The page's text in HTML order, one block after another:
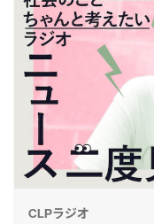
CLPラジオ